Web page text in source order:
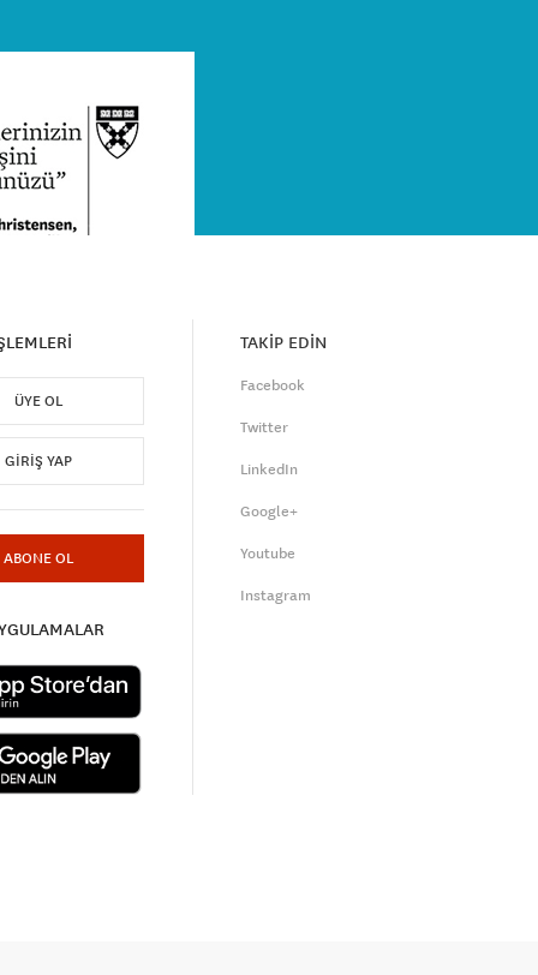
ÜYE OL
GIRIŞ YAP
ABONE OL
TAKİP EDİN
Facebook
Twitter
LinkedIn
Google+
Youtube
Instagram